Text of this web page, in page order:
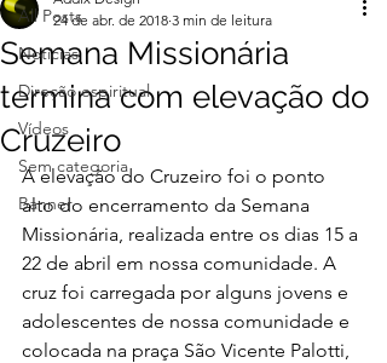
All Posts
Notícias
Direção espiritual
Vídeos
Sem categoria
Banner
Semana Missionária
termina com elevação do
Cruzeiro
24 de abr. de 2018 3 min de leitura
A elevação do Cruzeiro foi o ponto
alto do encerramento da Semana
Missionária, realizada entre os dias 15 a
22 de abril em nossa comunidade. A
cruz foi carregada por alguns jovens e
adolescentes de nossa comunidade e
colocada na praça São Vicente Palotti,